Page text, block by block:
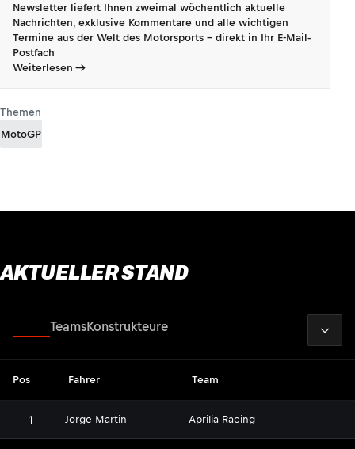
Newsletter liefert Ihnen zweimal wöchentlich aktuelle
Nachrichten, exklusive Kommentare und alle wichtigen
Termine aus der Welt des Motorsports - direkt in Ihr E-Mail-
Postfach
Weiterlesen
Themen
MotoGP
AKTUELLER STAND
TeamsKonstrukteure
Pos Fahrer Team
1 Jorge Martin Aprilia Racing